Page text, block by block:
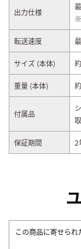
出力仕様
※
転送速度
サイズ (本体)
重量 (本体)
付属品
保証期間 2
この商品に寄せられ